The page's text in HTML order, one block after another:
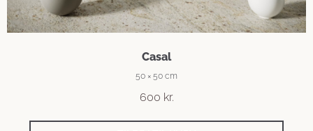
Casal
50 × 50 cm
600 kr.